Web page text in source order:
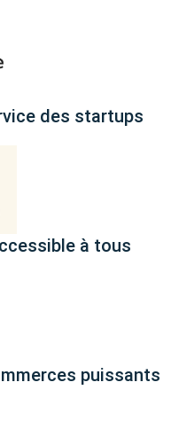
des startups
à tous
puissants